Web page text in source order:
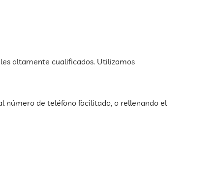
altamente cualificados. Utilizamos
número de teléfono facilitado, o rellenando el